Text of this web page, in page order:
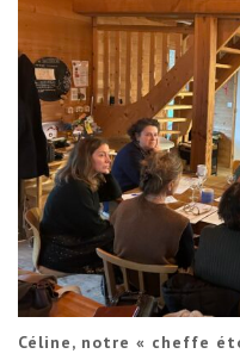
Céline, notre « cheffe